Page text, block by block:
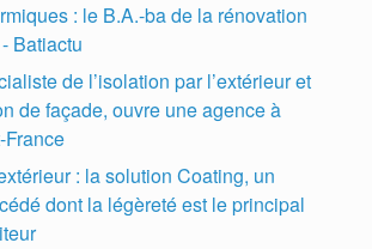
: le B.A.-ba de la rénovation
Batiactu
de l’isolation par l’extérieur et
de façade, ouvre une agence à
France
: la solution Coating, un
dont la légèreté est le principal